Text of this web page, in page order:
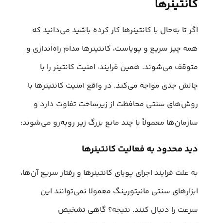
کانتینرها
اگر تا به‌حال با کانتینرها کار کرده باشید می‌دانید که
همه چیز سریع و پویاست، کانتینرها مدام راه‌اندازی و
متوقف می‌شوند. همین فرایند، امنیت کانتینر را با
چالش جدی مواجه می‌کند. در واقع امنیت کانتینرها با
روش‌های سنتی محافظت از زیرساخت تفاوت دارد و
سازمان‌ها معمولاً با چند مانع بزرگ زیر روبه‌رو می‌شوند:
دید محدود به فعالیت کانتینرها
به علت فرایند اجرای پویای کانتینرها و رفتار سریع آن‌ها،
ابزارهای سنتی مانیتورینگ معمولا نمی‌توانند این
سرعت را دنبال کنند. نتیجه؟ گاهی تشخیص